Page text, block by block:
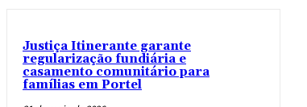
Justiça Itinerante garante
regularização fundiária e
casamento comunitário para
famílias em Portel